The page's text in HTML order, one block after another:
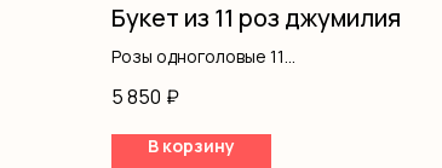
Букет из 11 роз джумилия
Розы одноголовые 11
Оформление плёнка однотонная 1
5 850 ₽
В корзину